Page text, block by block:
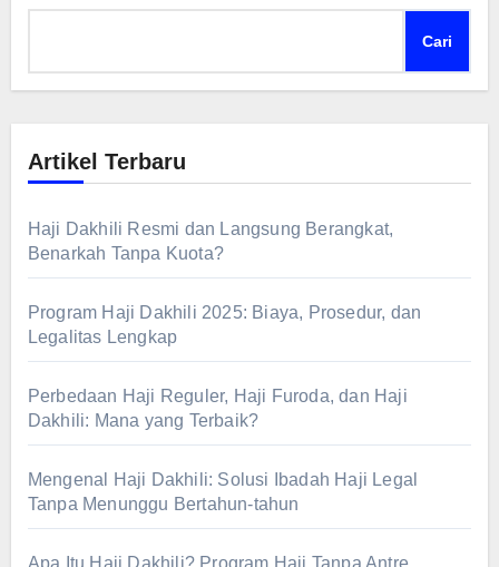
Cari
Artikel Terbaru
Haji Dakhili Resmi dan Langsung Berangkat,
Benarkah Tanpa Kuota?
Program Haji Dakhili 2025: Biaya, Prosedur, dan
Legalitas Lengkap
Perbedaan Haji Reguler, Haji Furoda, dan Haji
Dakhili: Mana yang Terbaik?
Mengenal Haji Dakhili: Solusi Ibadah Haji Legal
Tanpa Menunggu Bertahun-tahun
Apa Itu Haji Dakhili? Program Haji Tanpa Antre